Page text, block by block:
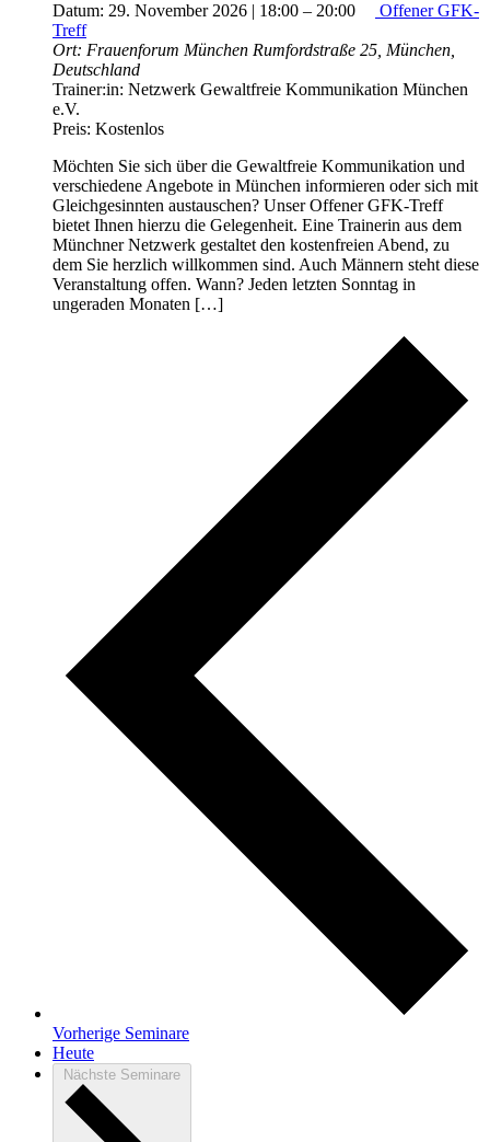
Datum: 29. November 2026 | 18:00 – 20:00
Offener GFK-
Treff
Ort: Frauenforum München Rumfordstraße 25, München,
Deutschland
Trainer:in: Netzwerk Gewaltfreie Kommunikation München
e.V.
Preis: Kostenlos
Möchten Sie sich über die Gewaltfreie Kommunikation und
verschiedene Angebote in München informieren oder sich mit
Gleichgesinnten austauschen? Unser Offener GFK-Treff
bietet Ihnen hierzu die Gelegenheit. Eine Trainerin aus dem
Münchner Netzwerk gestaltet den kostenfreien Abend, zu
dem Sie herzlich willkommen sind. Auch Männern steht diese
Veranstaltung offen. Wann? Jeden letzten Sonntag in
ungeraden Monaten […]
Vorherige Seminare
Heute
Nächste Seminare